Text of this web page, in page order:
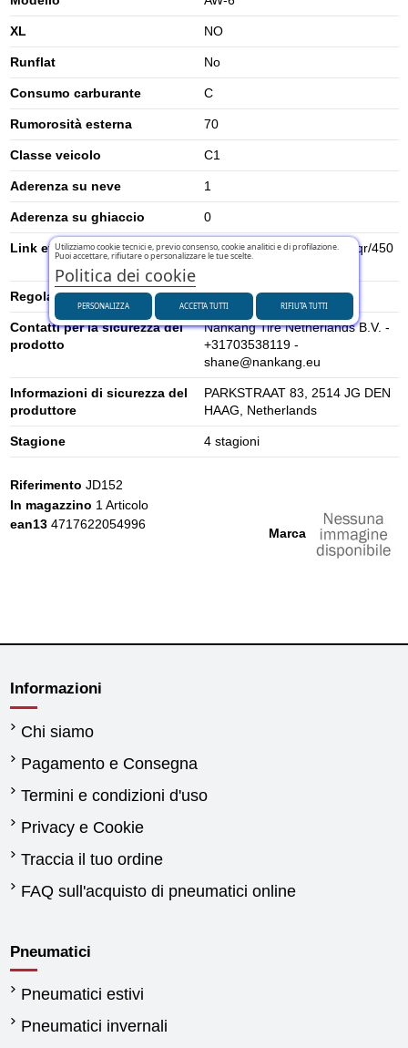
XL NO
Runflat No
Consumo carburante C
Rumorosità esterna 70
Classe veicolo C1
Aderenza su neve 1
Aderenza su ghiaccio 0
Link etichetta energetica UE
https://eprel.ec.europa.eu/qr/450
Regolamento UE (2020/740) 2020/740
Contatti per la sicurezza del
prodotto
Nankang Tire Netherlands B.V. -
+31703538119 -
shane@nankang.eu
Informazioni di sicurezza del
produttore
PARKSTRAAT 83, 2514 JG DEN
HAAG, Netherlands
Stagione 4 stagioni
Marca
Riferimento JD152
In magazzino 1 Articolo
ean13 4717622054996
Informazioni
Chi siamo
Pagamento e Consegna
Termini e condizioni d'uso
Privacy e Cookie
Traccia il tuo ordine
FAQ sull'acquisto di pneumatici online
Pneumatici
Pneumatici estivi
Pneumatici invernali
Utilizziamo cookie tecnici e, previo consenso, cookie analitici e di profilazione.
Puoi accettare, rifiutare o personalizzare le tue scelte.
Politica dei cookie
PERSONALIZZA RIFIUTA TUTTI
ACCETTA TUTTI